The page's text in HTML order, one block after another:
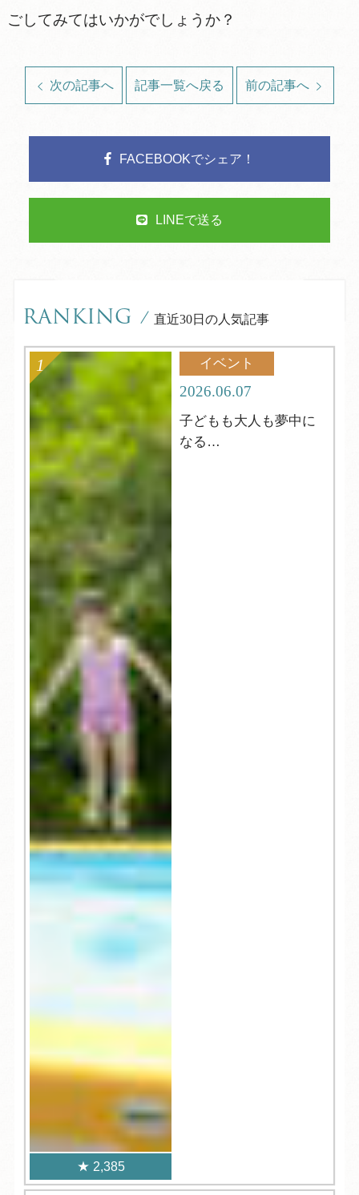
ごしてみてはいかがでしょうか？
次の記事へ 記事一覧へ戻る 前の記事へ
FACEBOOKでシェア！
LINEで送る
RANKING / 直近30日の人気記事
2,385
イベント
2026.06.07
子どもも大人も夢中に
なる